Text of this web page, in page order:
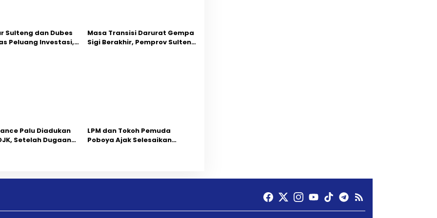
Sulteng dan Dubes
Peluang Investasi,
Masa Transisi Darurat Gempa
Sigi Berakhir, Pemprov Sulteng
Palu Diadukan
Setelah Dugaan
LPM dan Tokoh Pemuda
Poboya Ajak Selesaikan